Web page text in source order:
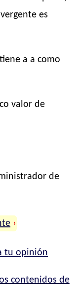
es
a a como
valor de
de
›
tu opinión
contenidos de